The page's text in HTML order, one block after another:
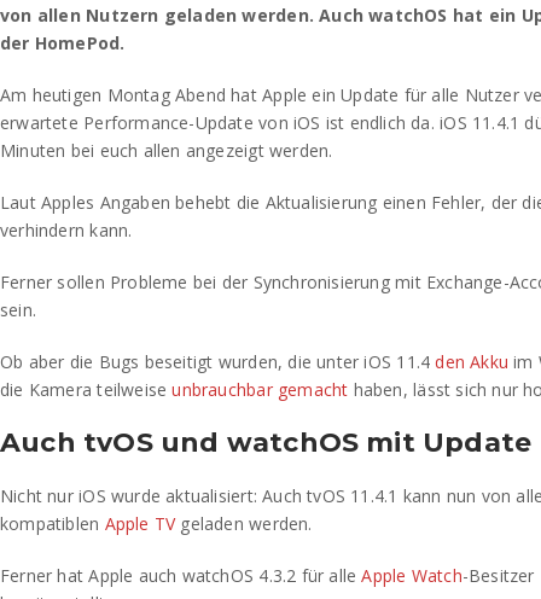
von allen Nutzern geladen werden. Auch watchOS hat ein
der HomePod.
Am heutigen Montag Abend hat Apple ein Update für alle Nutzer
erwartete Performance-Update von iOS ist endlich da. iOS 11.4.1
Minuten bei euch allen angezeigt werden.
Laut Apples Angaben behebt die Aktualisierung einen Fehler, der
verhindern kann.
Ferner sollen Probleme bei der Synchronisierung mit Exchange-
sein.
Ob aber die Bugs beseitigt wurden, die unter iOS 11.4den Akku im
die Kamera teilweiseunbrauchbar gemacht haben, lässt sich nur
Auch tvOS und watchOS mit Update
Nicht nur iOS wurde aktualisiert: Auch tvOS 11.4.1 kann nun von
kompatiblen Apple TVgeladen werden.
Ferner hat Apple auch watchOS 4.3.2 für alleApple Watch-